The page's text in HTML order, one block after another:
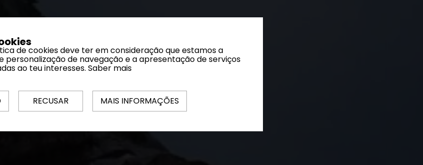
de cookies deve ter em consideração que estamos a
personalização de navegação e a apresentação de serviços
ao teu interesses. Saber mais
RECUSAR MAIS INFORMAÇÕES